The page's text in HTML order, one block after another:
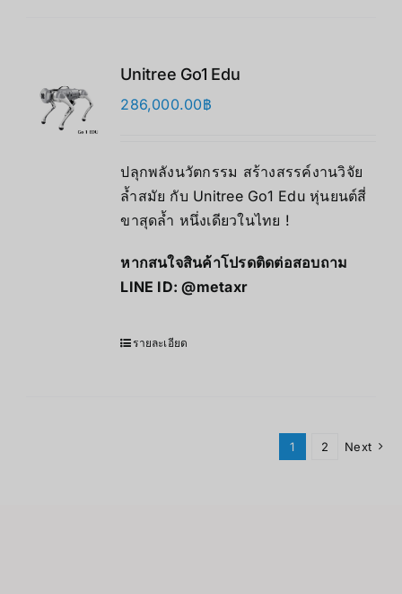
Unitree Go1 Edu
286,000.00฿
ปลุกพลังนวัตกรรม สร้างสรรค์งานวิจัย
ล้ำสมัย กับ Unitree Go1 Edu หุ่นยนต์สี่
ขาสุดล้ำ หนึ่งเดียวในไทย !
หากสนใจสินค้าโปรดติดต่อสอบถาม
LINE ID:@metaxr
รายละเอียด
1 2 Next